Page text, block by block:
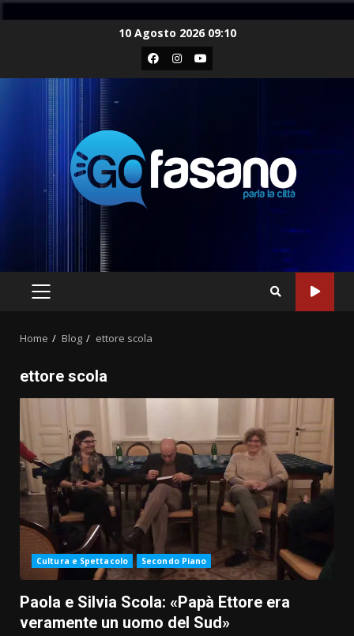
10 Agosto 2026 09:10
Facebook
Instagram
Youtube
PRIMARY
Home Blog ettore scola
ettore scola
Cultura e Spettacolo Secondo Piano
Paola e Silvia Scola: «Papà Ettore era
veramente un uomo del Sud»